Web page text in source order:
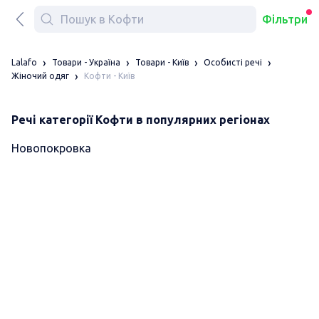
Фільтри
Lalafo Товари - Україна Товари - Київ
Особисті речі
Жіночий одяг
Кофти - Київ
Речі категорії Кофти в популярних регіонах
Новопокровка